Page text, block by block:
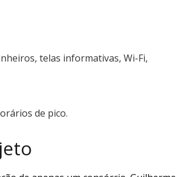
telas informativas, Wi-Fi,
de pico.